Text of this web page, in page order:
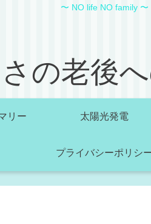
〜 NO life NO family 〜
の老後
リー 太陽光発電
プライバシーポリシ